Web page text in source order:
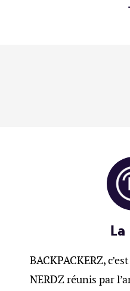
La
BACKPACKERZ,
NERDZ réunis par